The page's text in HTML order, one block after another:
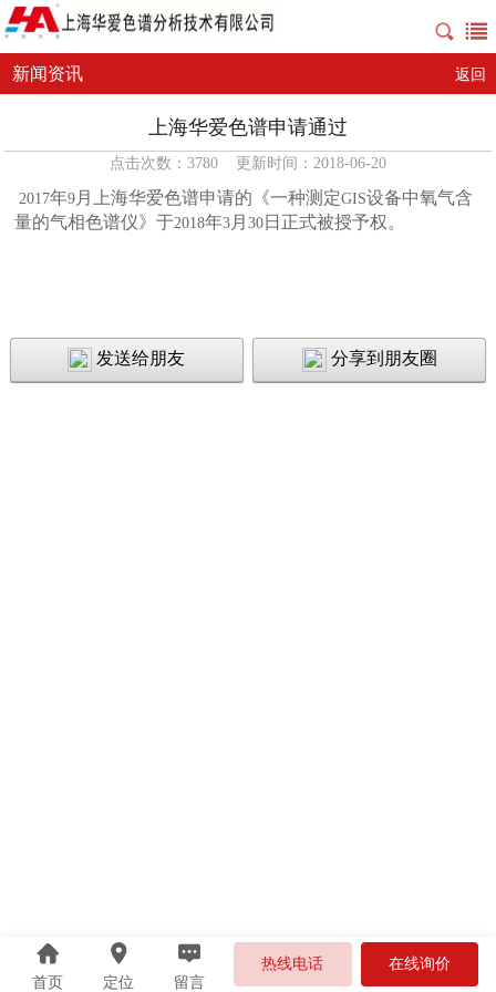
新闻资讯 返回
上海华爱色谱申请通过
点击次数：3780 更新时间：2018-06-20
2017年9 月上海华爱色谱申请的《一种测定GIS设备中氧气含
量的气相色谱仪》于2018年3 月30 日正式被授予权。
发送给朋友 分享到朋友圈
首页 定位 留言
热线电话 在线询价